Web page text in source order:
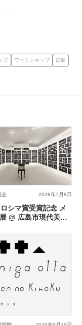
プ ワークショップ 広島
2026年7月8日
会
シマ賞受賞記念 メ
@ 広島市現代美術